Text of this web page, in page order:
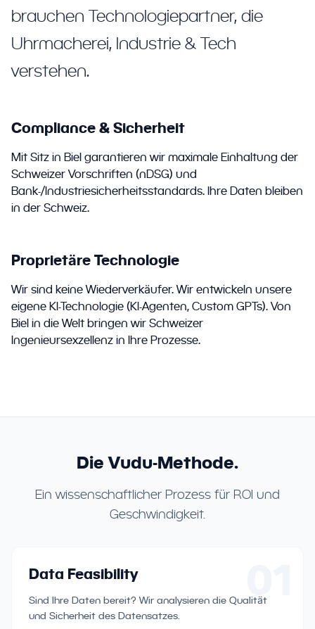
brauchen Technologiepartner, die
Uhrmacherei, Industrie & Tech
verstehen.
Compliance & Sicherheit
Mit Sitz in Biel garantieren wir maximale Einhaltung der
Schweizer Vorschriften (nDSG) und
Bank-/Industriesicherheitsstandards. Ihre Daten bleiben
in der Schweiz.
Proprietäre Technologie
Wir sind keine Wiederverkäufer. Wir entwickeln unsere
eigene KI-Technologie (KI-Agenten, Custom GPTs). Von
Biel in die Welt bringen wir Schweizer
Ingenieursexzellenz in Ihre Prozesse.
Die Vudu-Methode.
Ein wissenschaftlicher Prozess für ROI und
Geschwindigkeit.
Data Feasibility
Sind Ihre Daten bereit? Wir analysieren die Qualität
und Sicherheit des Datensatzes.